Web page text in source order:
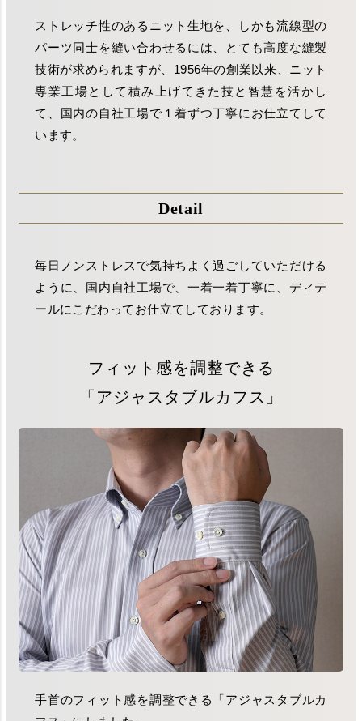
ストレッチ性のあるニット生地を、しかも流線型の
パーツ同士を縫い合わせるには、とても高度な縫製
技術が求められますが、1956年の創業以来、ニット
専業工場として積み上げてきた技と智慧を活かし
て、国内の自社工場で１着ずつ丁寧にお仕立てして
います。
Detail
毎日ノンストレスで気持ちよく過ごしていただける
ように、国内自社工場で、一着一着丁寧に、ディテ
ールにこだわってお仕立てしております。
フィット感を調整できる
「アジャスタブルカフス」
手首のフィット感を調整できる「アジャスタブルカ